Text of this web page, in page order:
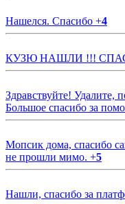
Нашелся. Спасибо +4
КУЗЮ НАШЛИ !!!
Здравствуйте! Удалите,
Большое спасибо за
Мопсик дома, спасибо
не прошли мимо. +5
Нашли, спасибо за